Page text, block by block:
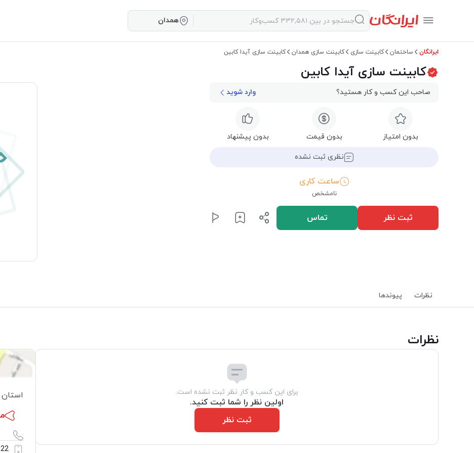
همدان
ایرانگان ساختمان کابینت سازی کابینت سازی همدان کابینت سازی آیدا کابین
کابینت سازی آیدا کابین
صاحب این کسب و کار هستید؟ وارد شوید
بدون امتیاز بدون قیمت بدون پیشنهاد
نظری ثبت نشده
ساعت کاری
نامشخص
ثبت نظر تماس
نظرات پیوند‌ها
‌نظرات
برای این کسب و کار نظر ثبت نشده است.
اولین نظر را شما ثبت کنید.
ثبت نظر